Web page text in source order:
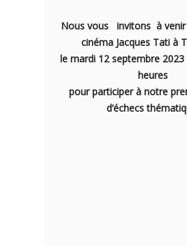
Nous vous invitons à
cinéma Jacques Tati à
le mardi 12 septembre
heures
pour participer à notre
d’échecs